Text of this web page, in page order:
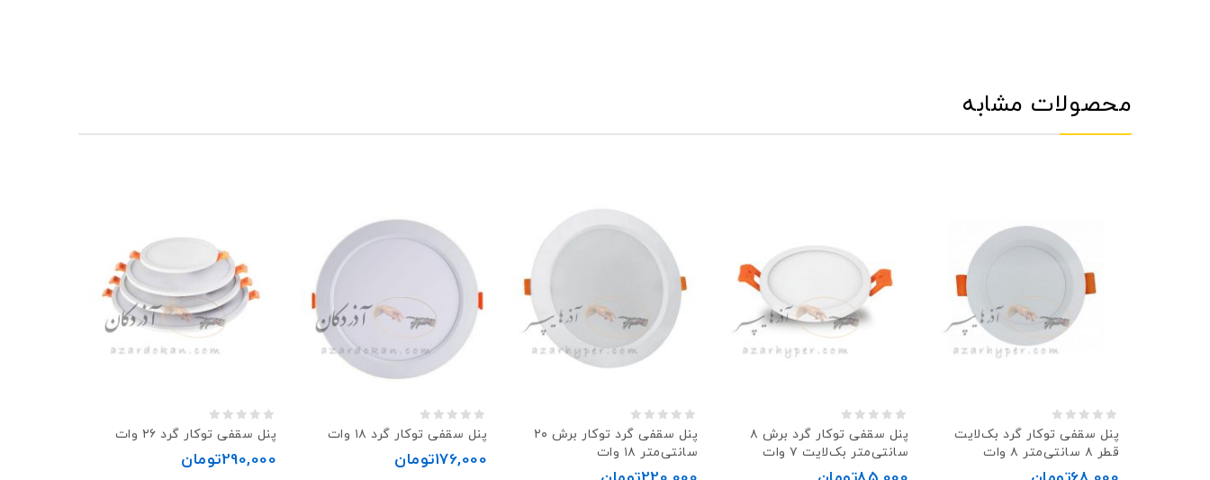
محصولات مشابه
پنل سقفی توکار گرد ۲۶ وات
290,000تومان
پنل سقفی توکار گرد ۱۸ وات
176,000تومان
پنل سقفی گرد توکار برش ۲۰
سانتی‌متر ۱۸ وات
پنل سقفی توکار گرد برش ۸
سانتی‌متر بک‌لایت ۷ وات
پنل سقفی توکار گرد بک‌لایت
قطر ۸ سانتی‌متر ۸ وات